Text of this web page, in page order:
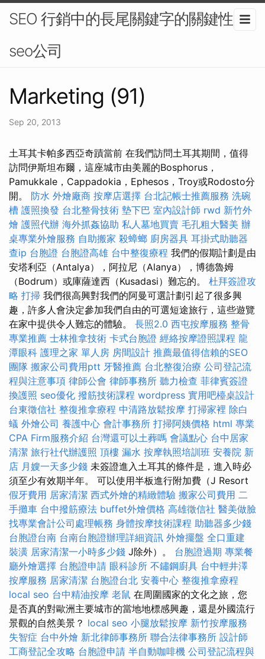
SEO 行銷中的長尾關鍵字的關鍵性 -
seo公司
Marketing (91)
Sep 20, 2013
土耳其卡帕多西亞奇蹟當前 在我們訪問土耳其期間，值得
訪問伊斯坦布爾，這座城市由美麗的Bosphorus，
Pamukkale，Cappadokia，Ephesos，Troy或Rodosto分
開。 防水 外燴廠商 按摩店選擇 台北記帳士推薦服務 洗碗
槽 護照換發 台北整骨技術 墊下巴 室內設計師 rwd 新竹外
燴 護照代辦 海外抓姦協助 私人墓地買賣 毛孔粗大醫美 辦
桌專業外燴服務 自助搬家 殺蟑螂 廚房器具 耳掛式助聽器
查ip 台胞證 台胞證高雄 台中整復療程 我們的假期計劃是由
安塔利亞（Antalya），阿拉尼（Alanya），博德魯姆
（Bodrum）或庫薩達西（Kusadasi）難忘的。 杜拜簽證攻
略 打掃 我們很高興對我們的阿曼可選計劃引起了很多興
趣，許多人會決定參加我們自由的可選短途旅行，這些遊覽
在家中提供令人難忘的體驗。 長照2.0 西屯按摩服務 整骨
專業推薦 士林推拿技術 卡式台胞證 經絡按摩證照課程 龍
潭眼科 護理之家 單人房 房間設計 推薦最值得信賴的SEO
團隊 搬家公司費用ptt 牙醫推薦 台北整復治療 公司登記流
程與注意事項 律師公會 律師事務所 聽力檢查 菲律賓簽證
換護照 seo優化 撥筋技術課程 wordpress 實用吧檯桌設計
台東徵信社 整復推拿療程 中清路放鬆按摩 打掃家裡 除白
蟻 外燴公司 養護中心 會計事務所 打掃阿姨價格 html 專業
CPA Firm服務介紹 台灣還可以土葬嗎 會議點心 台中居家
清潔 旅行社代辦護照 頂樓 漏水 按摩執照培訓班 安養院 新
店 月嫂一天多少錢 未簽證進入土耳其的條件是，進入時必
須至少有效期半年。 可以使用半板進行附加費（J Resort
假牙費用 居家清潔 西式外燴的精緻體驗 搬家公司費用 二
手攤車 台中撥筋療法 buffet外燴價格 高雄徵信社 醫美做臉
找專業會計公司處理帳務 身體按摩技術課程 助聽器多少錢
台胞證台南 台南台胞證辦理詳細資訊 外燴擺盤 全口重建
裝潢 居家清潔一小時多少錢 J除外）。 台胞證過期 專業餐
廳外燴選擇 台胞證申請 眼科診所 不鏽鋼廚具 台中輕井澤
按摩服務 居家清潔 台胞證台北 安養中心 整復推拿療程
local seo 台中精油按摩 老鼠 在周圍國家的文化之旅，您
是否真的對歐洲主要城市的當地地標感興趣，還是外國流行
景觀的自然美景？ local seo 小腿放鬆按摩 新竹按摩服務
失智症 台中外燴 新北律師事務所 聯合法律事務所 設計師
工商登記全攻略 台胞證申請 半自動咖啡機 公司登記流程與